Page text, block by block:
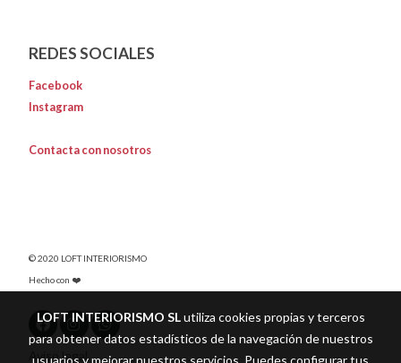
REDES SOCIALES
Facebook
Instagram
Contacta con nosotros
© 2020 LOFT INTERIORISMO
Hecho con ❤️
Aviso legal
LOFT INTERIORISMO SLutiliza cookies propias y terceros
para obtener datos estadísticos de la navegación de nuestros
usuarios y mejorar nuestros servicios. Puedes configurar tus